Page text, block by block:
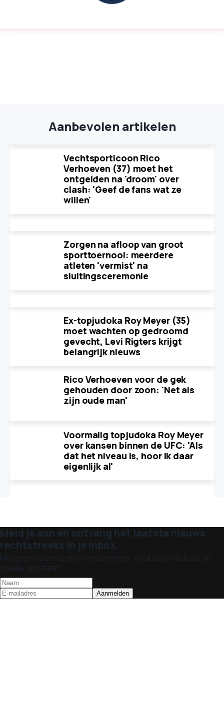
Aanbevolen artikelen
Vechtsporticoon Rico
Verhoeven (37) moet het
ontgelden na 'droom' over
clash: 'Geef de fans wat ze
willen'
Zorgen na afloop van groot
sporttoernooi: meerdere
atleten 'vermist' na
sluitingsceremonie
Ex-topjudoka Roy Meyer (35)
moet wachten op gedroomd
gevecht, Levi Rigters krijgt
belangrijk nieuws
Rico Verhoeven voor de gek
gehouden door zoon: 'Net als
zijn oude man'
Voormalig topjudoka Roy Meyer
over kansen binnen de UFC: 'Als
dat het niveau is, hoor ik daar
eigenlijk al'
Meld je aan en ontvang het laatste nieuws
rechtstreeks in je inbox.
Mis geen spannende evenementen, exclusieve tickets en
unieke updates!